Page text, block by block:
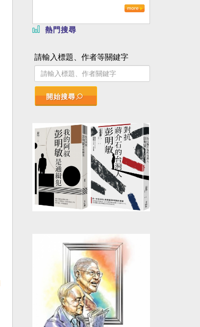
熱門搜尋
請輸入標題、作者等關鍵字
開始搜尋